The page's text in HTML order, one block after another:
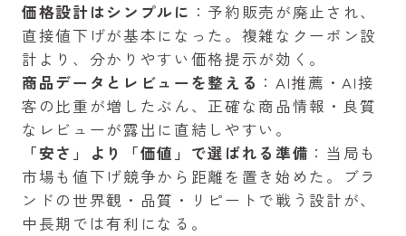
価格設計はシンプルに ：予約販売が廃止され、
直接値下げが基本になった。複雑なクーポン設
計より、分かりやすい価格提示が効く。
商品データとレビューを整える ：AI推薦・AI接
客の比重が増したぶん、正確な商品情報・良質
なレビューが露出に直結しやすい。
「安さ」より「価値」で選ばれる準備 ：当局も
市場も値下げ競争から距離を置き始めた。ブラ
ンドの世界観・品質・リピートで戦う設計が、
中長期では有利になる。